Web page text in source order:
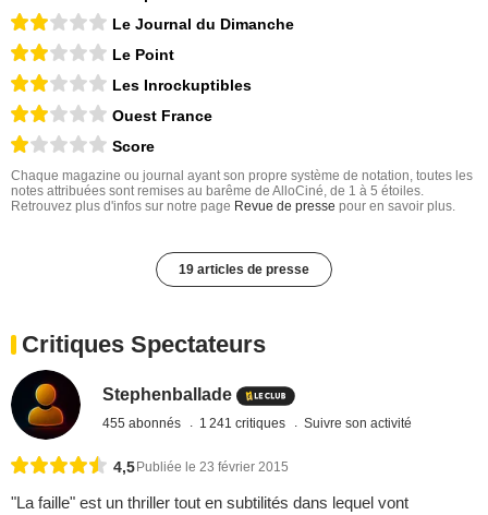
Le Journal du Dimanche
Le Point
Les Inrockuptibles
Ouest France
Score
Chaque magazine ou journal ayant son propre système de notation, toutes les
notes attribuées sont remises au barême de AlloCiné, de 1 à 5 étoiles.
Retrouvez plus d'infos sur notre page Revue de presse pour en savoir plus.
19 articles de presse
Critiques Spectateurs
Stephenballade
455 abonnés 1 241 critiques Suivre son activité
4,5 Publiée le 23 février 2015
"La faille" est un thriller tout en subtilités dans lequel vont